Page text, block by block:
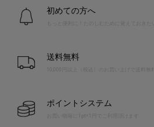
初めての方へ
送料無料
10,000円以上（税込）のお買い上げで送料無料
ポイントシステム
お買い物毎に1pt=1円でご利用頂けます